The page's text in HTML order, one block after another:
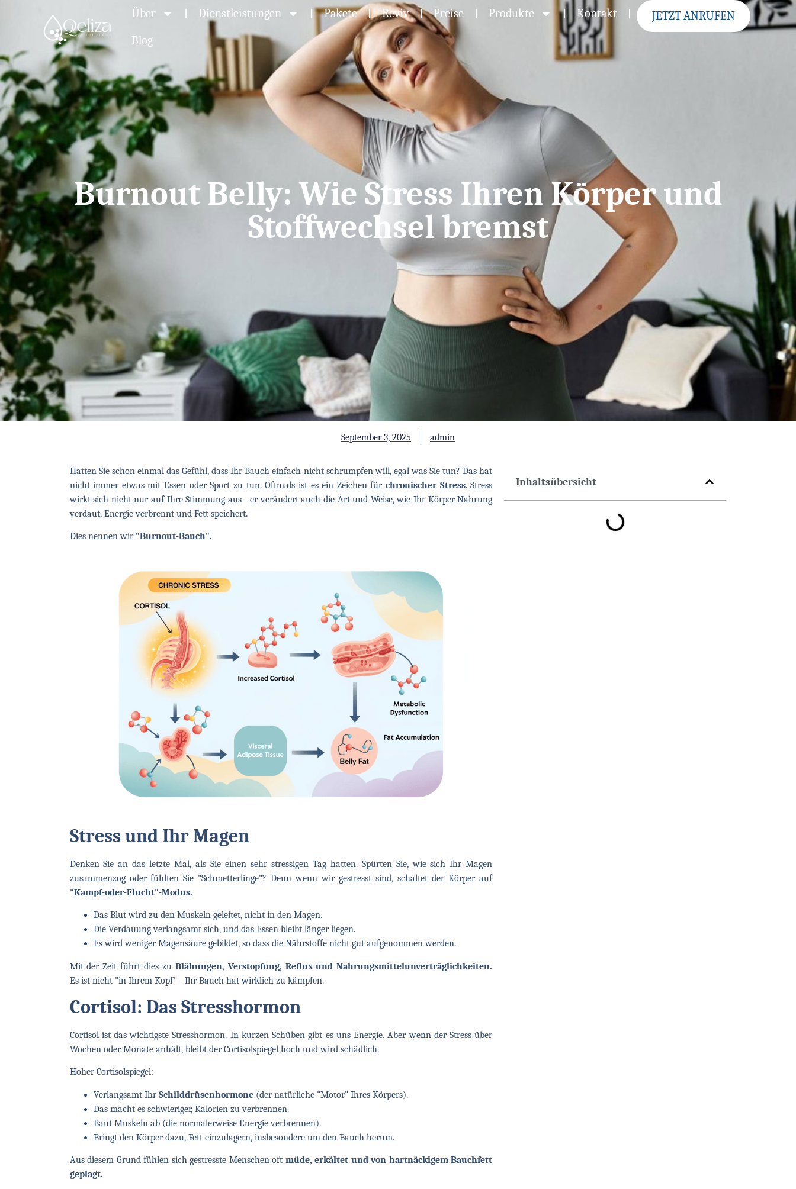
Über Dienstleistungen Pakete Reviv Preise Produkte
Kontakt
Blog
JETZT ANRUFEN
Burnout Belly: Wie Stress Ihren Körper und
Stoffwechsel bremst
September 3, 2025 admin
Hatten Sie schon einmal das Gefühl, dass Ihr Bauch einfach nicht schrumpfen will, egal was Sie tun? Das hat
nicht immer etwas mit Essen oder Sport zu tun. Oftmals ist es ein Zeichen fürchronischer Stress. Stress
wirkt sich nicht nur auf Ihre Stimmung aus - er verändert auch die Art und Weise, wie Ihr Körper Nahrung
verdaut, Energie verbrennt und Fett speichert.
Dies nennen wir "Burnout-Bauch".
Stress und Ihr Magen
Denken Sie an das letzte Mal, als Sie einen sehr stressigen Tag hatten. Spürten Sie, wie sich Ihr Magen
zusammenzog oder fühlten Sie "Schmetterlinge"? Denn wenn wir gestresst sind, schaltet der Körper auf
"Kampf-oder-Flucht"-Modus.
Das Blut wird zu den Muskeln geleitet, nicht in den Magen.
Die Verdauung verlangsamt sich, und das Essen bleibt länger liegen.
Es wird weniger Magensäure gebildet, so dass die Nährstoffe nicht gut aufgenommen werden.
Mit der Zeit führt dies zu Blähungen, Verstopfung, Reflux und Nahrungsmittelunverträglichkeiten.
Es ist nicht "in Ihrem Kopf" - Ihr Bauch hat wirklich zu kämpfen.
Cortisol: Das Stresshormon
Cortisol ist das wichtigste Stresshormon. In kurzen Schüben gibt es uns Energie. Aber wenn der Stress über
Wochen oder Monate anhält, bleibt der Cortisolspiegel hoch und wird schädlich.
Hoher Cortisolspiegel:
Verlangsamt IhrSchilddrüsenhormone(der natürliche "Motor" Ihres Körpers).
Das macht es schwieriger, Kalorien zu verbrennen.
Baut Muskeln ab (die normalerweise Energie verbrennen).
Bringt den Körper dazu, Fett einzulagern, insbesondere um den Bauch herum.
Aus diesem Grund fühlen sich gestresste Menschen oft müde, erkältet und von hartnäckigem Bauchfett
geplagt.
Inhaltsübersicht